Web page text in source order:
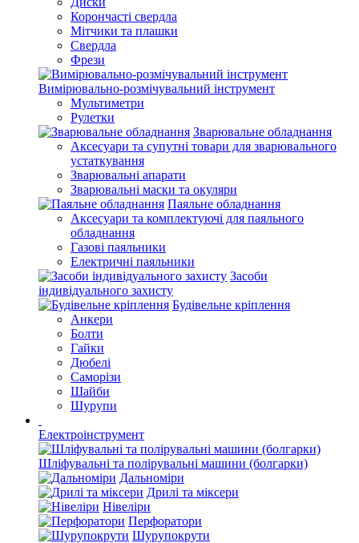
Корончасті свердла
Мітчики та плашки
Свердла
Фрези
Вимірювально-розмічувальний інструмент
Мультиметри
Рулетки
Зварювальне обладнання
Аксесуари та супутні товари для зварювального
устаткування
Зварювальні апарати
Зварювальні маски та окуляри
Паяльне обладнання
Аксесуари та комплектуючі для паяльного
обладнання
Газові паяльники
Електричні паяльники
Засоби
індивідуального захисту
Будівельне кріплення
Анкери
Болти
Гайки
Дюбелі
Саморізи
Шайби
Шурупи
Електроінструмент
Шліфувальні та полірувальні машини (болгарки)
Дальноміри
Дрилі та міксери
Нівеліри
Перфоратори
Шурупокрути